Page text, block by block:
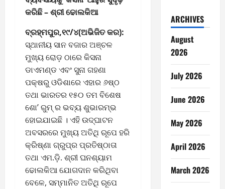
କରିଛି – ଶ୍ରୀ ଢୋଲକିଆ
ବ୍ରହ୍ମପୁର,୧୯/୪(ଅଭିଜିତ କର):
ସ୍ଥାନୀୟ ସାନ ବଜାର ଅଞ୍ଚଳ
ମୁଖ୍ୟ ରୋଡ଼ ଠାରେ କିସନା
ଡାଏମଣ୍ଡ ଏବଂ ସୁନା ଗହଣା
ପକ୍ଷରୁ ଓଡିଶାରେ ଏହାର ୬ଷ୍ଠ
ତଥା ଭାରତର ୧୫୦ ତମ ବିଶେଷ
ଶୋ’ ରୁମ୍ ର ଭବ୍ୟ ଶୁଭାରମ୍ଭ
ହୋଇଯାଇଛି । ଏହି ଉଦ୍ଘାଟନ
ଅବସରରେ ମୁଖ୍ୟ ଅତିଥି ରୂପେ ହରି
କ୍ରିଷ୍ଣା ଗ୍ରୁପ୍‌ର ପ୍ରତିଷ୍ଠାତା
ତଥା ଏମ.ଡ଼ି. ଶ୍ରୀ ଘନଶ୍ୟାମ
ଢୋଲକିଆ ଯୋଗଦାନ କରିଥିବା
ବେଳେ, ସମ୍ମାନିତ ଅତିଥି ରୂପେ
ARCHIVES
August
2026
July 2026
June 2026
May 2026
April 2026
March 2026